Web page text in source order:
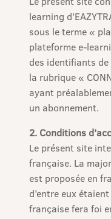
learning
sous le terme «
plateforme e-
des identifiants
la rubrique «
ayant
un abonnement.
2. Conditions
Le présent site
française. La
est proposée en
d’entre eux
française fera foi